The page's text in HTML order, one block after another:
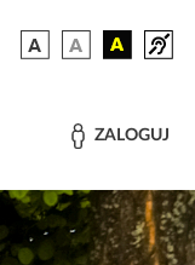
ZALOGUJ